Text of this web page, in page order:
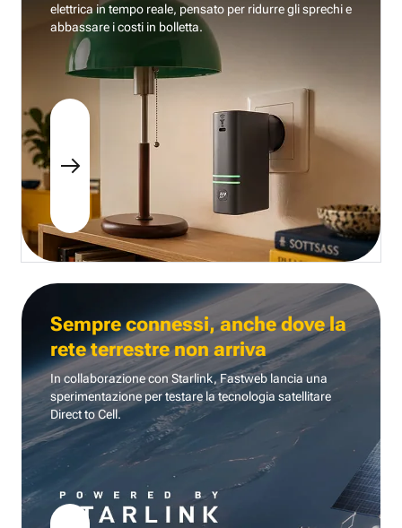
elettrica in tempo reale, pensato per ridurre gli sprechi e
abbassare i costi in bolletta.
Sempre connessi, anche dove la
rete terrestre non arriva
In collaborazione con Starlink, Fastweb lancia una
sperimentazione per testare la tecnologia satellitare
Direct to Cell.